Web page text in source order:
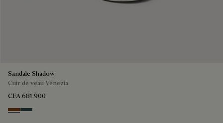
Sandale Shadow
Cuir de veau Venezia
CFA 681,900
Cacao Intenso
Mysterious Grey